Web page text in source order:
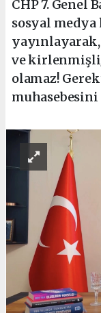
CHP 7. Genel
sosyal medya
yayınlayarak,
ve
olamaz!
muhasebesini